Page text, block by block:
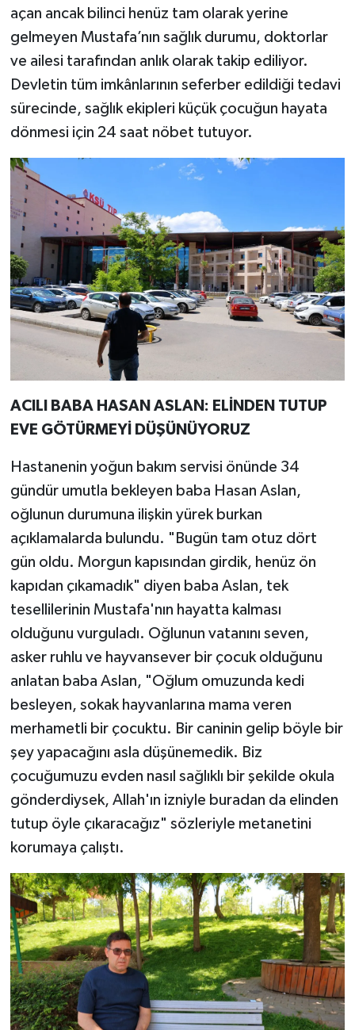
açan ancak bilinci henüz tam olarak yerine
gelmeyen Mustafa’nın sağlık durumu, doktorlar
ve ailesi tarafından anlık olarak takip ediliyor.
Devletin tüm imkânlarının seferber edildiği tedavi
sürecinde, sağlık ekipleri küçük çocuğun hayata
dönmesi için 24 saat nöbet tutuyor.
ACILI BABA HASAN ASLAN: ELİNDEN TUTUP
EVE GÖTÜRMEYİ DÜŞÜNÜYORUZ
Hastanenin yoğun bakım servisi önünde 34
gündür umutla bekleyen baba Hasan Aslan,
oğlunun durumuna ilişkin yürek burkan
açıklamalarda bulundu. "Bugün tam otuz dört
gün oldu. Morgun kapısından girdik, henüz ön
kapıdan çıkamadık" diyen baba Aslan, tek
tesellilerinin Mustafa'nın hayatta kalması
olduğunu vurguladı. Oğlunun vatanını seven,
asker ruhlu ve hayvansever bir çocuk olduğunu
anlatan baba Aslan, "Oğlum omuzunda kedi
besleyen, sokak hayvanlarına mama veren
merhametli bir çocuktu. Bir caninin gelip böyle bir
şey yapacağını asla düşünemedik. Biz
çocuğumuzu evden nasıl sağlıklı bir şekilde okula
gönderdiysek, Allah'ın izniyle buradan da elinden
tutup öyle çıkaracağız" sözleriyle metanetini
korumaya çalıştı.